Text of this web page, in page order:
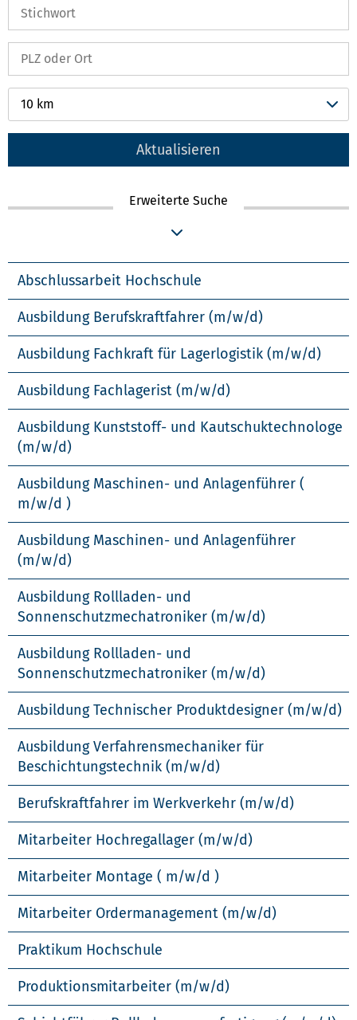
10 km
Aktualisieren
Erweiterte Suche
Abschlussarbeit Hochschule
Ausbildung Berufskraftfahrer (m/w/d)
Ausbildung Fachkraft für Lagerlogistik (m/w/d)
Ausbildung Fachlagerist (m/w/d)
Ausbildung Kunststoff- und Kautschuktechnologe
(m/w/d)
Ausbildung Maschinen- und Anlagenführer (
m/w/d )
Ausbildung Maschinen- und Anlagenführer
(m/w/d)
Ausbildung Rollladen- und
Sonnenschutzmechatroniker (m/w/d)
Ausbildung Rollladen- und
Sonnenschutzmechatroniker (m/w/d)
Ausbildung Technischer Produktdesigner (m/w/d)
Ausbildung Verfahrensmechaniker für
Beschichtungstechnik (m/w/d)
Berufskraftfahrer im Werkverkehr (m/w/d)
Mitarbeiter Hochregallager (m/w/d)
Mitarbeiter Montage ( m/w/d )
Mitarbeiter Ordermanagement (m/w/d)
Praktikum Hochschule
Produktionsmitarbeiter (m/w/d)